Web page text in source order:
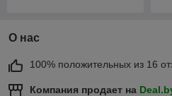
О нас
100% положительных из 16
Компания продает на